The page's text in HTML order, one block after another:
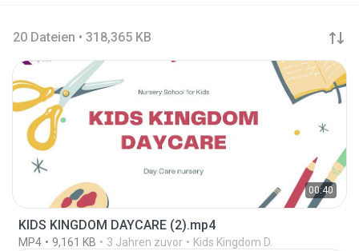
20 Dateien • 318,365 KB
00:40
KIDS KINGDOM DAYCARE (2).mp4
MP4 9,161 KB 3 Jahren zuvor Kids Kingdom D.